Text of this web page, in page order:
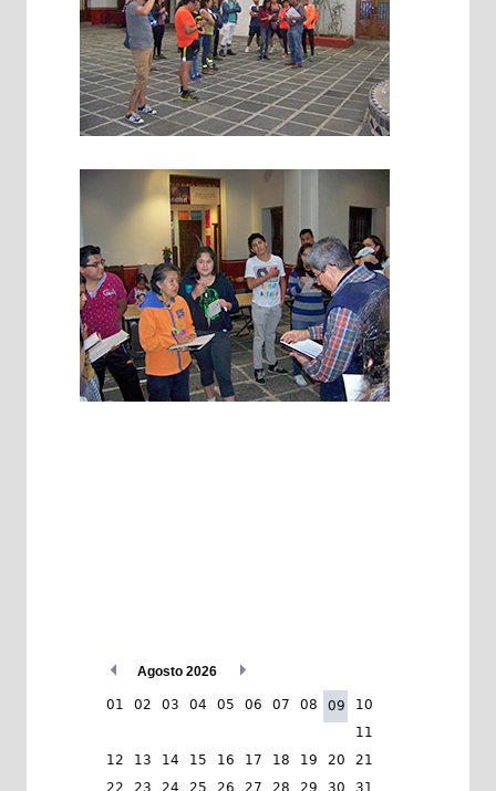
Agosto 2026
01 02 03 04 05 06 07 08 09
10
11
12
13 14 15 16 17 18 19 20
21
22
23 24 25 26 27 28 29 30 31